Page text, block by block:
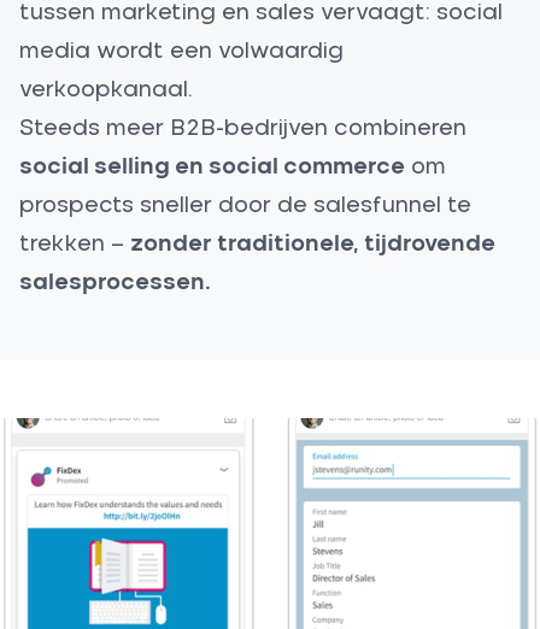
tussen marketing en sales vervaagt: social
media wordt een volwaardig
verkoopkanaal.
Steeds meer B2B-bedrijven combineren
social selling en social commerce om
prospects sneller door de salesfunnel te
trekken – zonder traditionele, tijdrovende
salesprocessen.